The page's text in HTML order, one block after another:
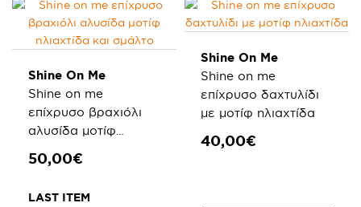
Shine On Me
Shine on me
επίχρυσο βραχιόλι
αλυσίδα μοτίφ
50,00€
LAST ITEM
Shine On Me
Shine on me
επίχρυσο δαχτυλίδι
με μοτίφ ηλιαχτίδα
40,00€